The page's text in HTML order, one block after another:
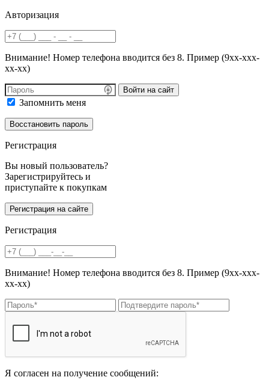
Авторизация
Внимание! Номер телефона вводится без 8. Пример (9хх-ххх-
хх-хх)
Войти на сайт
Запомнить меня
Регистрация
Вы новый пользователь?
Зарегистрируйтесь и
приступайте к покупкам
Регистрация
Внимание! Номер телефона вводится без 8. Пример (9хх-ххх-
хх-хх)
Я согласен на получение сообщений: